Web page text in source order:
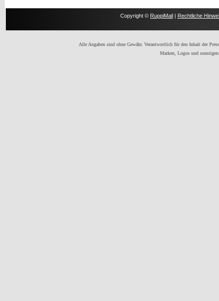
Copyright ©RuppiMail|Rechtliche
Alle Angaben sind ohne Gewähr. Verantwortlich für den Inhalt der
Marken, Logos und